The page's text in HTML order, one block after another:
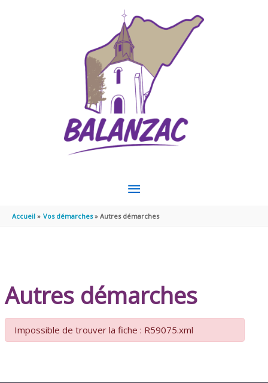
MENU
PRINCIPAL
Accueil Vos démarches Autres démarches
Autres démarches
Impossible de trouver la fiche : R59075.xml